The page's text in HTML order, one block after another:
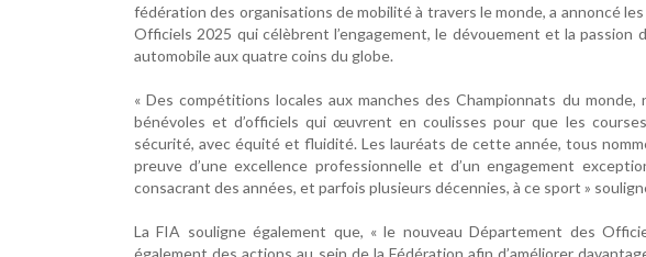
fédération des organisations de mobilité à travers le monde, a annoncé
Officiels 2025 qui célèbrent l’engagement, le dévouement et la
automobile aux quatre coins du globe.
« Des compétitions locales aux manches des Championnats du
bénévoles et d’officiels qui œuvrent en coulisses pour que les
sécurité, avec équité et fluidité. Les lauréats de cette année, tous
preuve d’une excellence professionnelle et d’un engagement
consacrant des années, et parfois plusieurs décennies, à ce sport »
La FIA souligne également que, « le nouveau Département des
également des actions au sein de la Fédération afin d’améliorer